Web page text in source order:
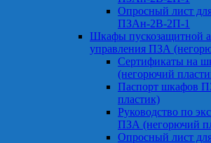
Опросный лист
ПЗАн-2В-2П-1
Шкафы пускозащитной
управления ПЗА
Сертификаты на
(негорючий
Паспорт шкафов
пластик)
Руководство по
ПЗА (негорючий
Опросный лист